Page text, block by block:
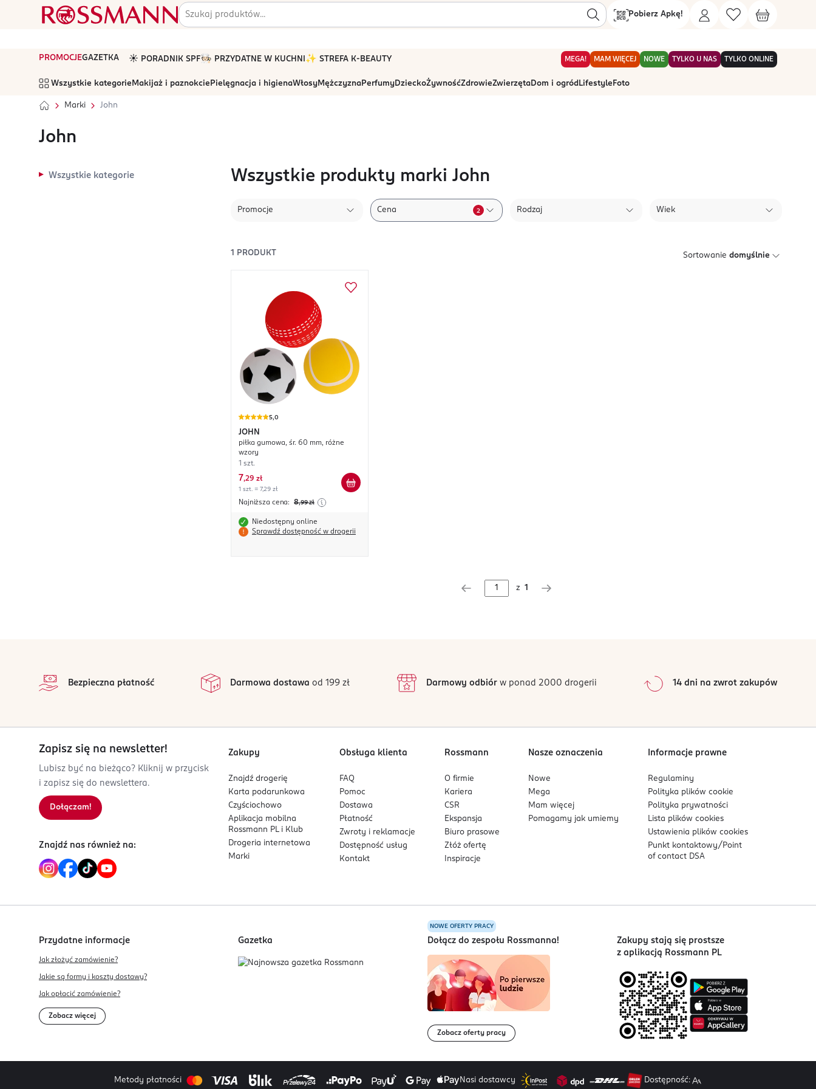
Pobierz Apkę!
PROMOCJEGAZETKA ☀️ PORADNIK SPF🧑🏻‍🍳 PRZYDATNE W KUCHNI ✨ STREFA K-BEAUTY MEGA! MAM WIĘCEJ NOWE TYLKO U NAS TYLKO ONLINE
Wszystkie kategorie Makijaż i paznokcie Pielęgnacja i higienaWłosyMężczyznaPerfumyDzieckoŻywnośćZdrowieZwierzętaDom i ogród Lifestyle Foto
Marki John
John
Wszystkie kategorie Wszystkie produkty marki John
Promocje Cena 2 Rodzaj Wiek
1 PRODUKT Sortowanie domyślnie
5,0
JOHN
piłka gumowa, śr. 60 mm, różne
wzory
1 szt.
7,29 zł
1 szt. = 7,29 zł
Najniższa cena: 8,99 zł
Niedostępny online
Sprawdź dostępność w drogerii
z 1
Bezpieczna płatność Darmowa dostawa od 199 zł Darmowy odbiórw ponad 2000 drogerii 14 dni na zwrot zakupów
Zapisz się na newsletter!
Lubisz być na bieżąco? Kliknij w przycisk
i zapisz się do newslettera.
Dołączam!
Znajdź nas również na:
Zakupy
Znajdź drogerię
Karta podarunkowa
Czyściochowo
Aplikacja mobilna
Rossmann PL i Klub
Drogeria internetowa
Marki
Obsługa klienta
FAQ
Pomoc
Dostawa
Płatność
Zwroty i reklamacje
Dostępność usług
Kontakt
Rossmann
O firmie
Kariera
CSR
Ekspansja
Biuro prasowe
Złóż ofertę
Inspiracje
Nasze oznaczenia
Nowe
Mega
Mam więcej
Pomagamy jak umiemy
Informacje prawne
Regulaminy
Polityka plikówcookie
Polityka prywatności
Lista plikówcookies
Ustawienia plikówcookies
Punkt kontaktowy/ Point
of contact DSA
Przydatne informacje
Jak złożyć zamówienie?
Jakie są formy i koszty dostawy?
Jak opłacić zamówienie?
Zobacz więcej
Gazetka
NOWE OFERTY PRACY
Dołącz do zespołu Rossmanna!
Zobacz oferty pracy
Zakupy stają się prostsze
z aplikacją Rossmann PL
Metody płatności Nasi dostawcy Dostępność: